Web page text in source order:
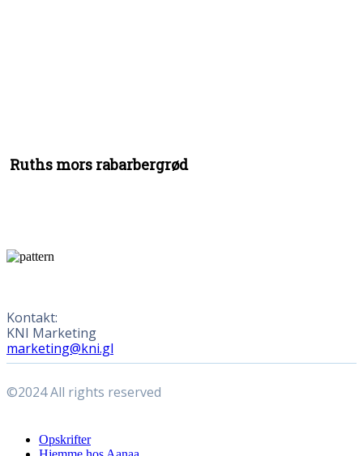
Ruths mors rabarbergrød
Kontakt:
KNI Marketing
marketing@kni.gl
©2024 All rights reserved
Close
Opskrifter